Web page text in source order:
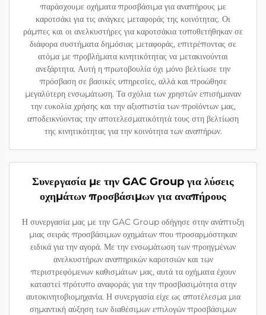
παράσχουμε οχήματα προσβάσιμα για αναπήρους με
καροτσάκι για τις ανάγκες μεταφοράς της κοινότητας. Οι
ράμπες και οι ανελκυστήρες για καροτσάκια τοποθετήθηκαν σε
διάφορα συστήματα δημόσιας μεταφοράς, επιτρέποντας σε
ατόμα με προβλήματα κινητικότητας να μετακινούνται
ανεξάρτητα. Αυτή η πρωτοβουλία όχι μόνο βελτίωσε την
πρόσβαση σε βασικές υπηρεσίες, αλλά και προώθησε
μεγαλύτερη ενσωμάτωση. Τα σχόλια των χρηστών επισήμαναν
την ευκολία χρήσης και την αξιοπιστία των προϊόντων μας,
αποδεικνύοντας την αποτελεσματικότητά τους στη βελτίωση
της κινητικότητας για την κοινότητα των αναπήρων.
Συνεργασία με την GAC Group για λύσεις
οχημάτων προσβάσιμων για αναπήρους
Η συνεργασία μας με την GAC Group οδήγησε στην ανάπτυξη
μιας σειράς προσβάσιμων οχημάτων που προσαρμόστηκαν
ειδικά για την αγορά. Με την ενσωμάτωση των προηγμένων
ανελκυστήρων αναπηρικών καροτσιών και των
περιστρεφόμενων καθισμάτων μας, αυτά τα οχήματα έχουν
καταστεί πρότυπο αναφοράς για την προσβασιμότητα στην
αυτοκινητοβιομηχανία. Η συνεργασία είχε ως αποτέλεσμα μια
σημαντική αύξηση των διαθέσιμων επιλογών προσβάσιμων